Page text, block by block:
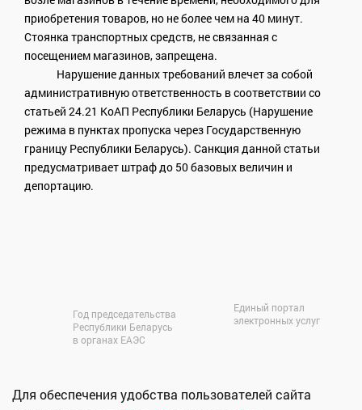
приобретения товаров, но не более чем на 40 минут.
Стоянка транспортных средств, не связанная с
посещением магазинов, запрещена.
Нарушение данных требований влечет за собой
административную ответственность в соответствии со
статьей 24.21 КоАП Республики Беларусь (Нарушение
режима в пунктах пропуска через Государственную
границу Республики Беларусь). Санкция данной статьи
предусматривает штраф до 50 базовых величин и
депортацию.
Год председательства
Республики Беларусь
в органах ЕАЭС
Единый портал
электронных услуг
Для обеспечения удобства пользователей сайта